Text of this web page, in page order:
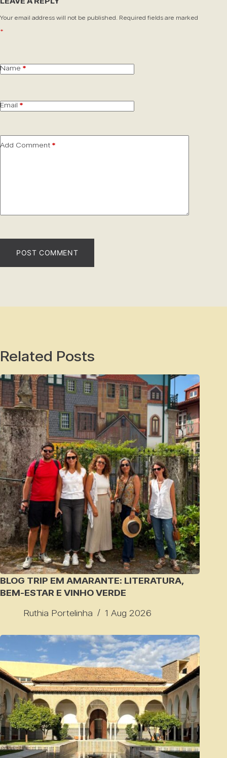
Your email address will not be published. Required fields are marked
*
Name *
Email *
Add Comment *
POST COMMENT
Related Posts
BLOG TRIP EM AMARANTE: LITERATURA,
BEM-ESTAR E VINHO VERDE
Ruthia Portelinha
1 Aug 2026